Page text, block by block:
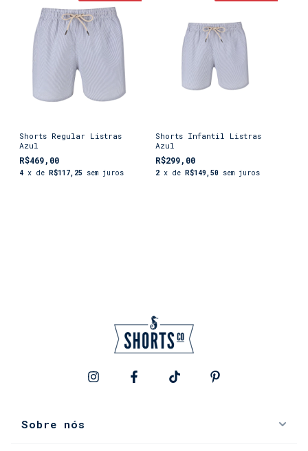
Shorts Regular Listras
Azul
R$469,00
4 x de R$117,25 sem juros
Shorts Infantil Listras
Azul
R$299,00
2 x de R$149,50 sem juros
Sobre nós